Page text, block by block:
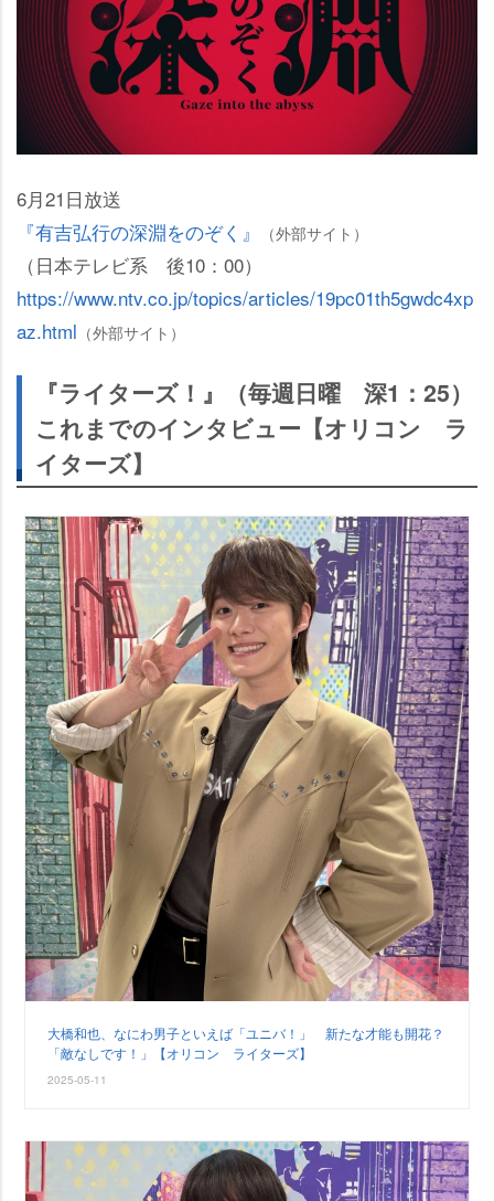
6月21日放送
『有吉弘行の深淵をのぞく』
（外部サイト）
（日本テレビ系 後10：00）
https://www.ntv.co.jp/topics/articles/19pc01th5gwdc4xp
az.html （外部サイト）
『ライターズ！』（毎週日曜 深1：25）
これまでのインタビュー【オリコン ラ
イターズ】
大橋和也、なにわ男子といえば「ユニバ！」 新たな才能も開花？
「敵なしです！」【オリコン ライターズ】
2025-05-11